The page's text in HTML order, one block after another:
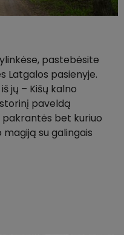
pastebėsite
Latgalos pasienyje.
jų – Kišų kalno
paveldą
pakrantės bet kuriuo
su galingais